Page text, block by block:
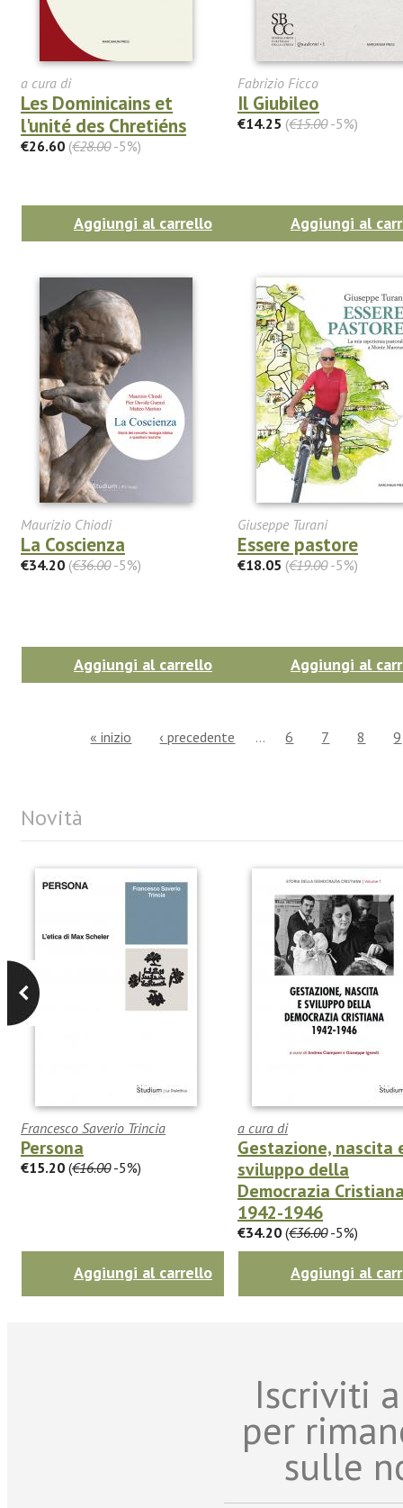
a cura di
Les Dominicains et
l'unité des Chretiéns
€26.60 (€28.00-5%)
Aggiungi al carrello
Fabrizio Ficco
Il Giubileo
€14.25 (€15.00-5%)
Aggiungi al
Maurizio Chiodi
La Coscienza
€34.20 (€36.00-5%)
Aggiungi al carrello
Giuseppe Turani
Essere pastore
€18.05 (€19.00-5%)
Aggiungi al
« inizio ‹ precedente … 6 7 8 9
Novità
Francesco Saverio Trincia
Persona
€15.20 (€16.00-5%)
Aggiungi al carrello
a cura di
Gestazione, nascita
sviluppo della
Democrazia
1942-1946
€34.20 (€36.00-5%)
Aggiungi al
Iscriviti
per
sulle